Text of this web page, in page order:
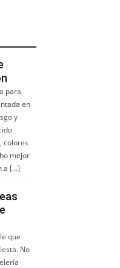
para
en
y
colores
mejor
a […]
que
No